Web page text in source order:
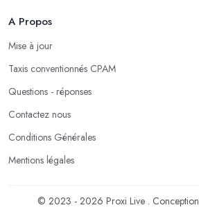
A Propos
Mise à jour
Taxis conventionnés CPAM
Questions - réponses
Contactez nous
Conditions Générales
Mentions légales
© 2023 - 2026 Proxi Live . Conception